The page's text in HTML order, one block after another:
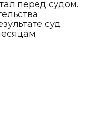
перед судом.
суд